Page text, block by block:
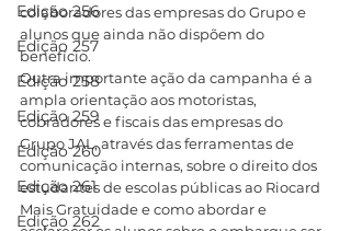
Edição 256
Edição 257
Edição 258
Edição 259
Edição 260
Edição 261
Edição 262
colaboradores das empresas do Grupo e
alunos que ainda não dispõem do
benefício.
Outra importante ação da campanha é a
ampla orientação aos motoristas,
cobradores e fiscais das empresas do
Grupo JAL, através das ferramentas de
comunicação internas, sobre o direito dos
estudantes de escolas públicas ao Riocard
Mais Gratuidade e como abordar e